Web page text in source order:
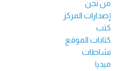
من نحن
إصدارات المركز
كتب
كتابات الموقع
نشاطات
ميديا